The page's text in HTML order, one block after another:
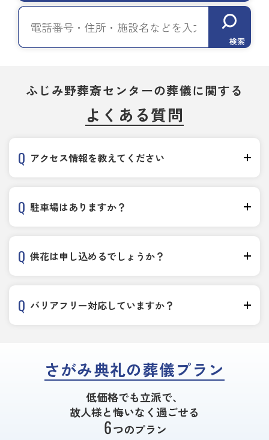
検索
ふじみ野葬斎センターの葬儀に関する
よくある質問
アクセス情報を教えてください
駐車場はありますか？
供花は申し込めるでしょうか？
バリアフリー対応していますか？
さがみ典礼の葬儀プラン
低価格でも立派で、
故人様と悔いなく過ごせる
6つのプラン